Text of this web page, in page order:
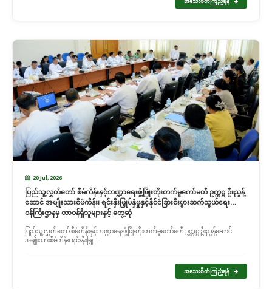
20 Jul, 2026
ပြည်သူ့လွှတ်တော် စီမံကိန်းနှင့်ဘဏ္ဍာရေးဖွံ့ဖြိုးတိုးတက်မှုကော်မတီ ဥက္ကဋ္ဌ ဦးညွန့်
ဆောင် အမျိုးသားစီမံကိန်း၊ ရင်းနှီးမြှုပ်နှံမှုနှင့်နိုင်ငံခြားစီးပွားဆက်သွယ်ရေး
ဝန်ကြီးဌာနမှ တာဝန်ရှိသူများနှင့် တွေ့ဆုံ
ပြည်သူ့လွှတ်တော် စီမံကိန်းနှင့်ဘဏ္ဍာရေးဖွံ့ဖြိုးတိုးတက်မှုကော်မတီ ဥက္ကဋ္ဌ ဦးညွန့်ဆောင်
အမျိုးသားစီမံကိန်း၊ ရင်းနှီးမြှု...
အသေးစိတ်ကြည့်ရန်